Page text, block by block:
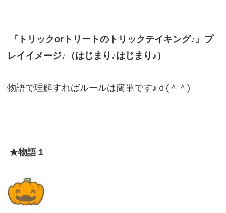
『トリックorトリートのトリックテイキング♪』プ
レイイメージ♪（はじまり♪はじまり♪）
物語で理解すればルールは簡単です♪ｄ(＾＾)
★物語１